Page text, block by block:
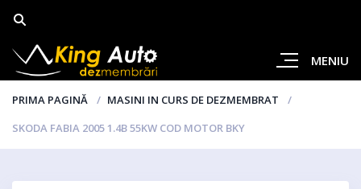
MENIU
PRIMA PAGINĂ
MASINI IN CURS DE DEZMEMBRAT
SKODA FABIA 2005 1.4B 55KW COD MOTOR BKY